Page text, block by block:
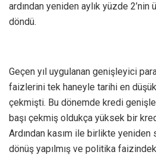
ardından yeniden aylık yüzde 2’nin
döndü.
Geçen yıl uygulanan genişleyici
faizlerini tek haneyle tarihi en
çekmişti. Bu dönemde kredi
başı çekmiş oldukça yüksek bir
Ardından kasım ile birlikte yeniden
dönüş yapılmış ve politika